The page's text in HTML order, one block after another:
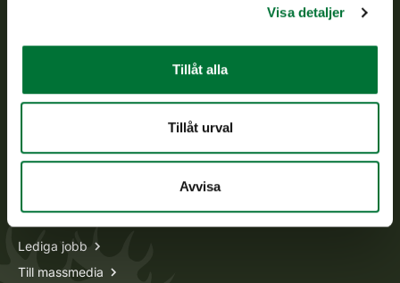
Visa detaljer
Tillåt alla
Tillåt urval
Avvisa
Oma riista -tjänsten
Ansökan om licenser och dispenser
Information om oss
Lediga jobb
Till massmedia